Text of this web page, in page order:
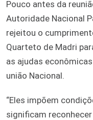
Pouco antes da
Autoridade Nacional
rejeitou o
Quarteto de Madri
as ajudas
união Nacional.
“Eles impõem
significam